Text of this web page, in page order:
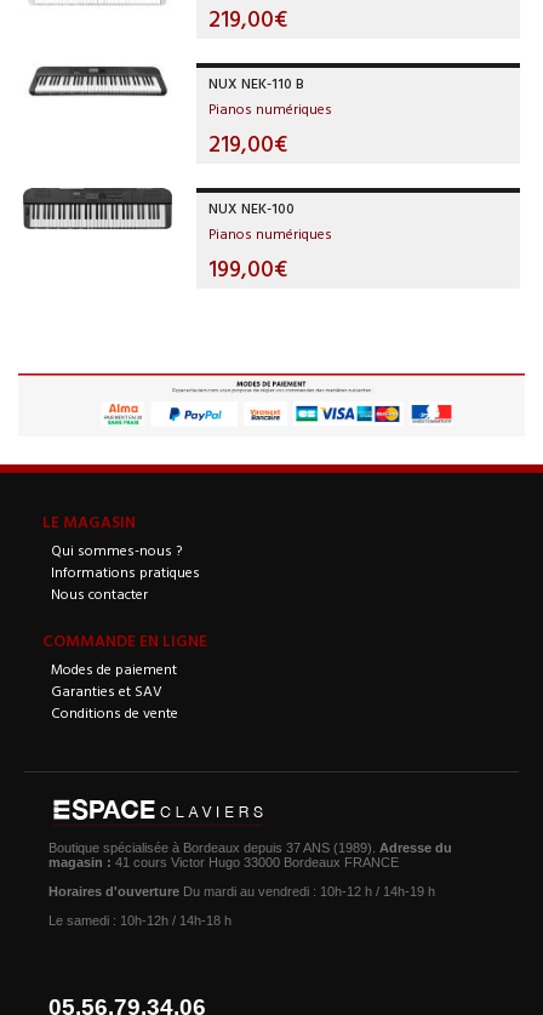
219,00€
NUX NEK-110 B
Pianos numériques
219,00€
NUX NEK-100
Pianos numériques
199,00€
LE MAGASIN
Qui sommes-nous ?
Informations pratiques
Nous contacter
COMMANDE EN LIGNE
Modes de paiement
Garanties et SAV
Conditions de vente
Boutique spécialisée à Bordeaux depuis 37 ANS (1989). Adresse du
magasin : 41 cours Victor Hugo 33000 Bordeaux FRANCE
Horaires d'ouverture Du mardi au vendredi : 10h-12 h / 14h-19 h
Le samedi : 10h-12h / 14h-18 h
05.56.79.34.06